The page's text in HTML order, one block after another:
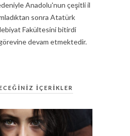
Anadolu'nun çeşitli il
sonra Atatürk
Fakültesini bitirdi
devam etmektedir.
İÇERİKLER